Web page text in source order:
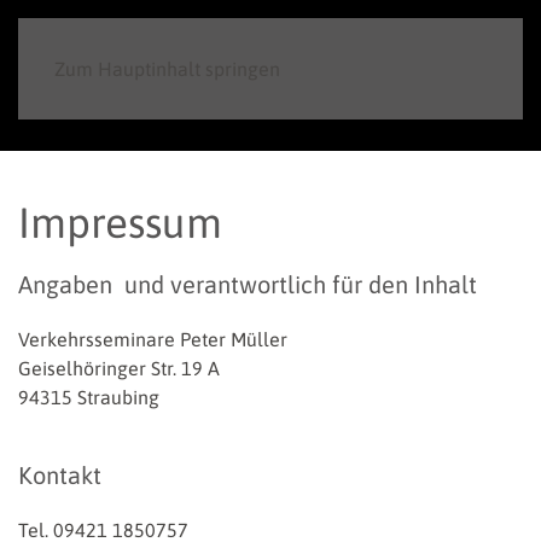
Impressum
Angaben und verantwortlich für den Inhalt
Verkehrsseminare Peter Müller
Geiselhöringer Str. 19 A
94315 Straubing
Kontakt
Tel. 09421 1850757